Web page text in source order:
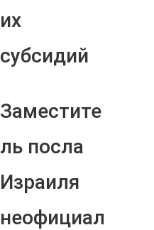
их
субсидий
Заместите
ль посла
Израиля
неофициал